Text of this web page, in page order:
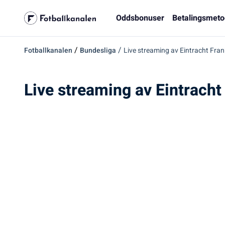
Oddsbonuser
Fotballkanalen / Bundesliga / Live streaming av Eintracht
Live streaming av